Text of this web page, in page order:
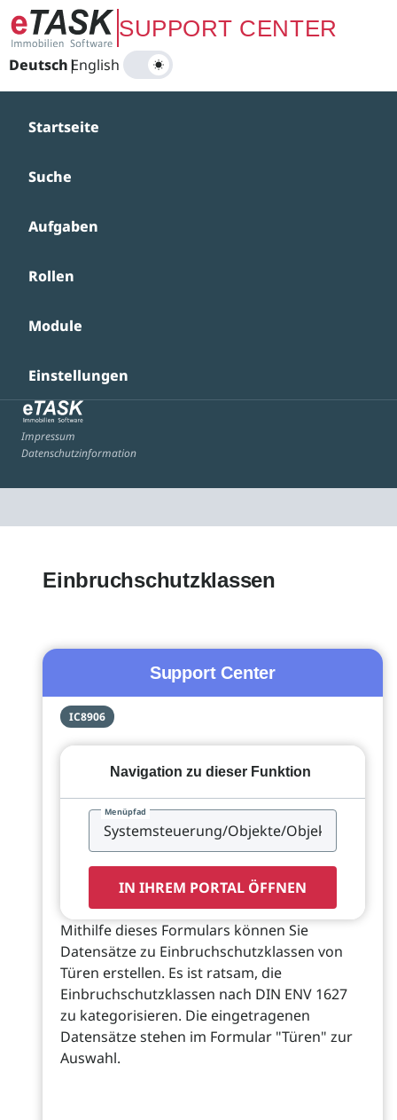
Zum Hauptinhalt springenSUPPORT CENTER
Deutsch|
English
Startseite
Suche
Aufgaben
Rollen
Module
Einstellungen
Impressum
Datenschutzinformation
Einbruchschutzklassen
Support Center
IC8906
Navigation zu dieser Funktion
Menüpfad
IN IHREM PORTAL ÖFFNEN
Mithilfe dieses Formulars können Sie
Datensätze zu Einbruchschutzklassen von
Türen erstellen. Es ist ratsam, die
Einbruchschutzklassen nach DIN ENV 1627
zu kategorisieren. Die eingetragenen
Datensätze stehen im Formular "Türen" zur
Auswahl.